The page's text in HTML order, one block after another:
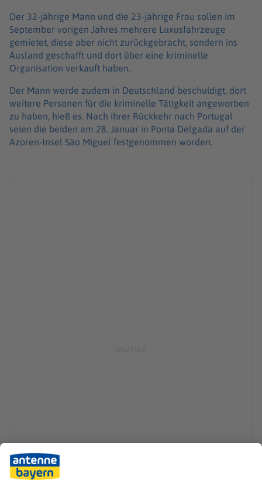
Der 32-jährige Mann und die 23-jährige Frau sollen im
September vorigen Jahres mehrere Luxusfahrzeuge
gemietet, diese aber nicht zurückgebracht, sondern ins
Ausland geschafft und dort über eine kriminelle
Organisation verkauft haben.
Der Mann werde zudem in Deutschland beschuldigt, dort
weitere Personen für die kriminelle Tätigkeit angeworben
zu haben, hieß es. Nach ihrer Rückkehr nach Portugal
seien die beiden am 28. Januar in Ponta Delgada auf der
Azoren-Insel São Miguel festgenommen worden.